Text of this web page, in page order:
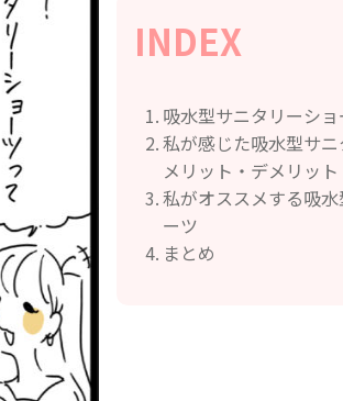
INDEX
吸水型サニタリーショ
私が感じた吸水型サ
メリット・デメリット
私がオススメする吸
ーツ
まとめ